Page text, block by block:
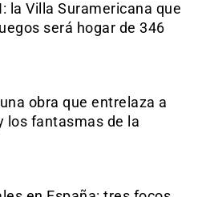
la Villa Suramericana que
será hogar de 346
obra que entrelaza a
los fantasmas de la